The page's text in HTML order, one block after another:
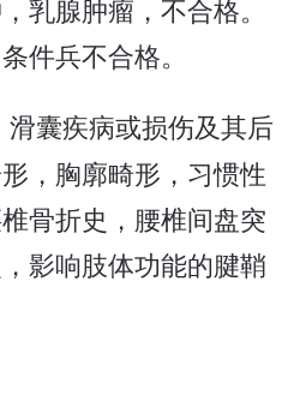
乳腺肿瘤，不合格。
件兵不合格。
囊疾病或损伤及其后
，胸廓畸形，习惯性
骨折史，腰椎间盘突
影响肢体功能的腱鞘